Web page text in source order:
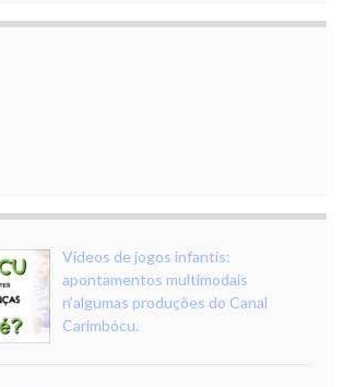
Vídeos de jogos infantis:
apontamentos multimodais
n’algumas produções do Canal
Carimbócu.